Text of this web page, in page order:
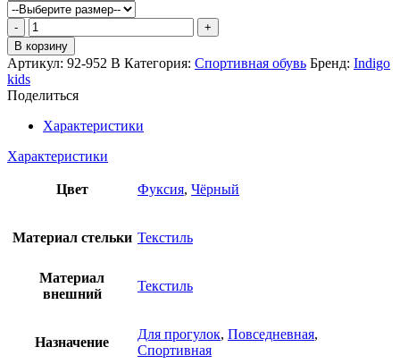
Количество
товара
Кроссовки
INDIGO
KIDS
В корзину
Артикул: 92-952 B Категория: Спортивная обувь Бренд: Indigo
kids
Поделиться
Характеристики
Характеристики
Цвет Фуксия, Чёрный
Материал стельки Текстиль
Материал
внешний
Текстиль
Назначение
Для прогулок, Повседневная,
Спортивная